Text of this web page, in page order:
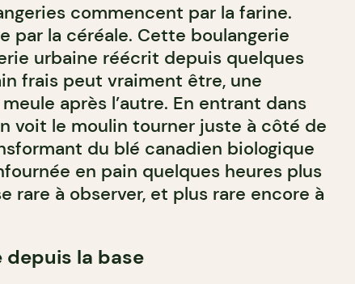
commencent par la farine.
par la céréale. Cette boulangerie
urbaine réécrit depuis quelques
frais peut vraiment être, une
après l’autre. En entrant dans
voit le moulin tourner juste à côté de
du blé canadien biologique
en pain quelques heures plus
rare à observer, et plus rare encore à
depuis la base